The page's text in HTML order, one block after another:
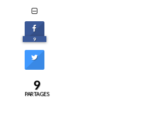
9
9
PARTAGES